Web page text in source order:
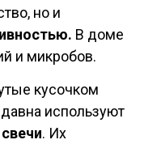
но и
В доме
и микробов.
кусочком
используют
. Их